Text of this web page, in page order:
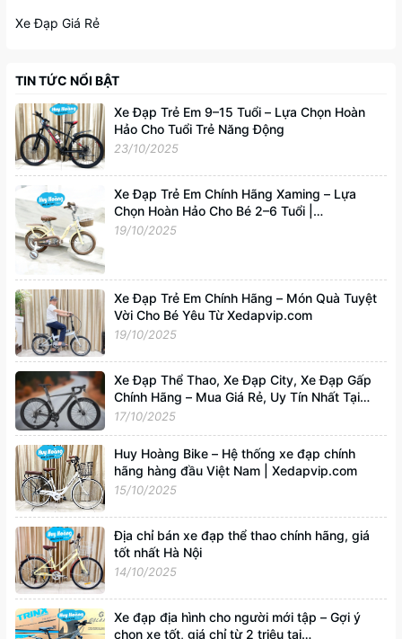
Xe Đạp Giá Rẻ
TIN TỨC NỔI BẬT
Xe Đạp Trẻ Em 9–15 Tuổi – Lựa Chọn Hoàn
Hảo Cho Tuổi Trẻ Năng Động
23/10/2025
Xe Đạp Trẻ Em Chính Hãng Xaming – Lựa
Chọn Hoàn Hảo Cho Bé 2–6 Tuổi |
Xedapvip.com
19/10/2025
Xe Đạp Trẻ Em Chính Hãng – Món Quà Tuyệt
Vời Cho Bé Yêu Từ Xedapvip.com
19/10/2025
Xe Đạp Thể Thao, Xe Đạp City, Xe Đạp Gấp
Chính Hãng – Mua Giá Rẻ, Uy Tín Nhất Tại
Xedapvip.com
17/10/2025
Huy Hoàng Bike – Hệ thống xe đạp chính
hãng hàng đầu Việt Nam | Xedapvip.com
15/10/2025
Địa chỉ bán xe đạp thể thao chính hãng, giá
tốt nhất Hà Nội
14/10/2025
Xe đạp địa hình cho người mới tập – Gợi ý
chọn xe tốt, giá chỉ từ 2 triệu tại